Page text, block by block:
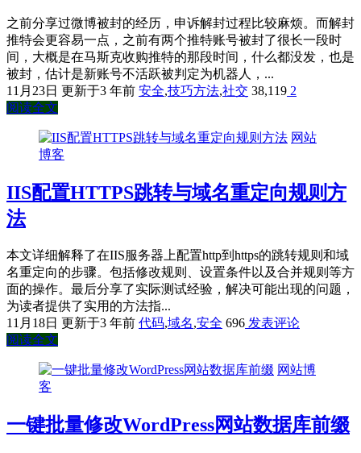
之前分享过微博被封的经历，申诉解封过程比较麻烦。而解封
推特会更容易一点，之前有两个推特账号被封了很长一段时
间，大概是在马斯克收购推特的那段时间，什么都没发，也是
被封，估计是新账号不活跃被判定为机器人，...
11月23日 更新于3 年前 安全,技巧方法,社交 38,119 2
阅读全文
网站
博客
IIS配置HTTPS跳转与域名重定向规则方
法
本文详细解释了在IIS服务器上配置http到https的跳转规则和域
名重定向的步骤。包括修改规则、设置条件以及合并规则等方
面的操作。最后分享了实际测试经验，解决可能出现的问题，
为读者提供了实用的方法指...
11月18日 更新于3 年前 代码,域名,安全 696 发表评论
阅读全文
网站博
客
一键批量修改WordPress网站数据库前缀